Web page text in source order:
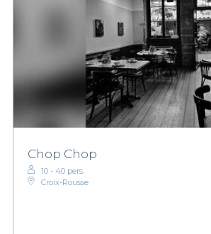
Chop Chop
10 - 40 pers.
Croix-Rousse